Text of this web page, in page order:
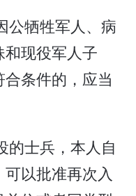
公牺牲军人、病
现役军人子
条件的，应当
的士兵，本人自
以批准再次入